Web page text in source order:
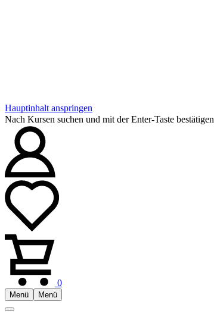
Hauptinhalt anspringen
Nach Kursen suchen und mit der Enter-Taste bestätigen
0
Menü Menü